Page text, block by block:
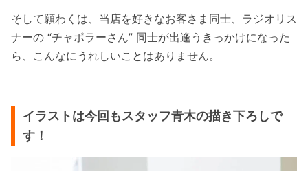
そして願わくは、当店を好きなお客さま同士、ラジオリス
ナーの “チャポラーさん” 同士が出逢うきっかけになった
ら、こんなにうれしいことはありません。
イラストは今回もスタッフ青木の描き下ろしで
す！